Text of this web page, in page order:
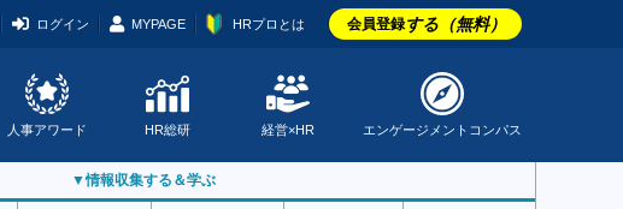
ログイン MYPAGE HRプロとは 会員登録する（無料）
人事アワード HR総研 経営×HR エンゲージメントコンパス
▼情報収集する＆学ぶ